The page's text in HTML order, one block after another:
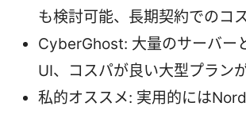
も検討可能、長期契約でのコ
CyberGhost: 大量のサーバー
UI、コスパが良い大型プラン
私的オススメ: 実用的には